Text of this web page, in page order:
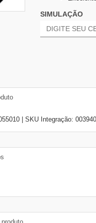
SIMULAÇÃO
| SKU Integração: 003940